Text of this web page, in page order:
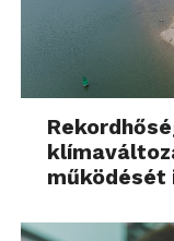
működését